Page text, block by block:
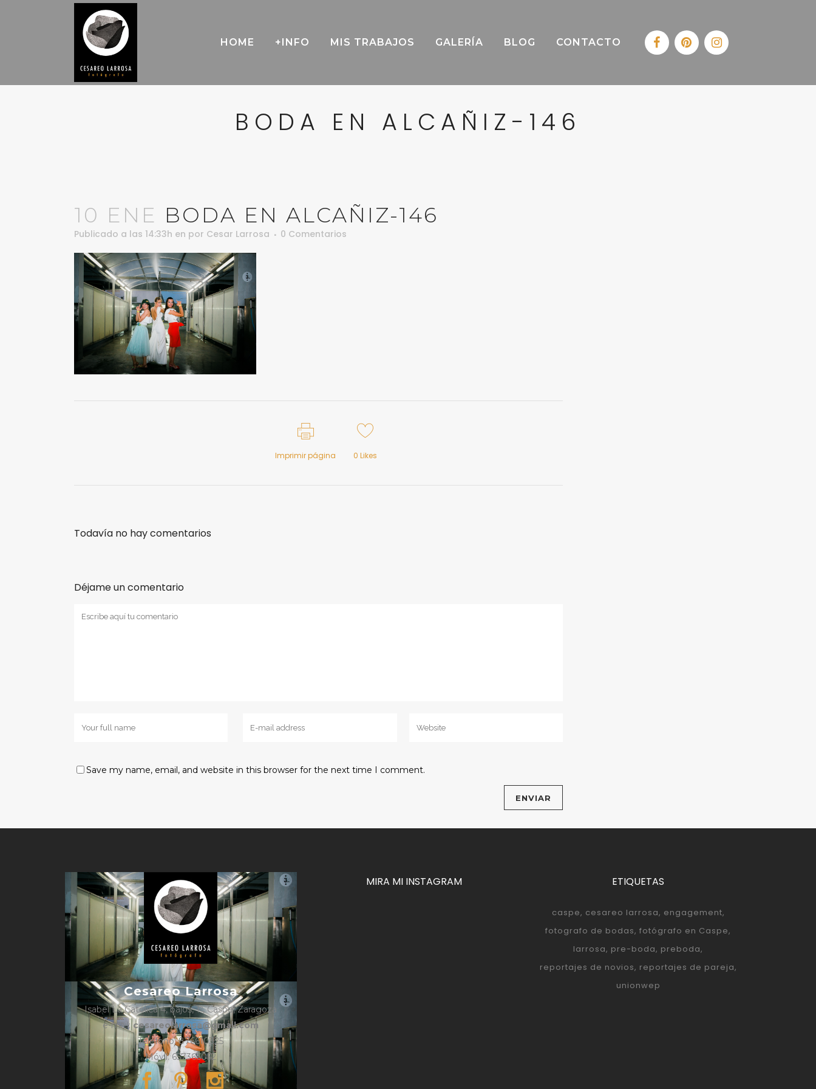
HOME +INFO MIS TRABAJOS GALERÍA BLOG CONTACTO
BODA EN ALCAÑIZ-146
10 ENE BODA EN ALCAÑIZ-146
Publicado a las 14:33h en por Cesar Larrosa 0 Comentarios
Imprimir página 0 Likes
Todavía no hay comentarios
Déjame un comentario
Save my name, email, and website in this browser for the next time I comment.
Cesareo Larrosa
Isabel La Católica 4, bajos, 1º, Caspe, Zaragoza
e-mail:cesareolarrosa@gmail.com
Teléfono: 876610325
Móvil: 657366052
MIRA MI INSTAGRAM ETIQUETAS
caspe cesareo larrosa engagement
fotografo de bodas fotógrafo en Caspe
larrosa pre-boda preboda
reportajes de novios reportajes de pareja
unionwep